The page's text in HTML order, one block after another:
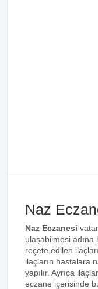
Naz
Naz Eczanesi
ulaşabilmesi adına
reçete edilen
ilaçların hastalara
yapılır. Ayrıca
eczane içerisinde